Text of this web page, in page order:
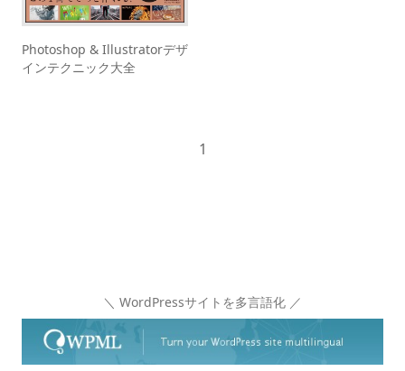
Photoshop & Illustratorデザ
インテクニック大全
1
＼ WordPressサイトを多言語化 ／